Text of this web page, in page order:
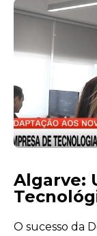
Algarve:
O sucesso da